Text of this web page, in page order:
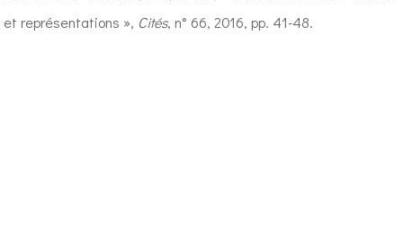
et représentations », Cités, n° 66, 2016, pp. 41-48.